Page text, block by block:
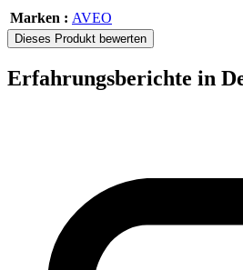
Marken : AVEO
Dieses Produkt bewerten
Erfahrungsberichte in